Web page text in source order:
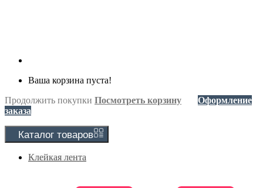
Ваша корзина пуста!
Продолжить покупки Посмотреть корзину
Оформление
заказа
Каталог товаров
Клейкая лента